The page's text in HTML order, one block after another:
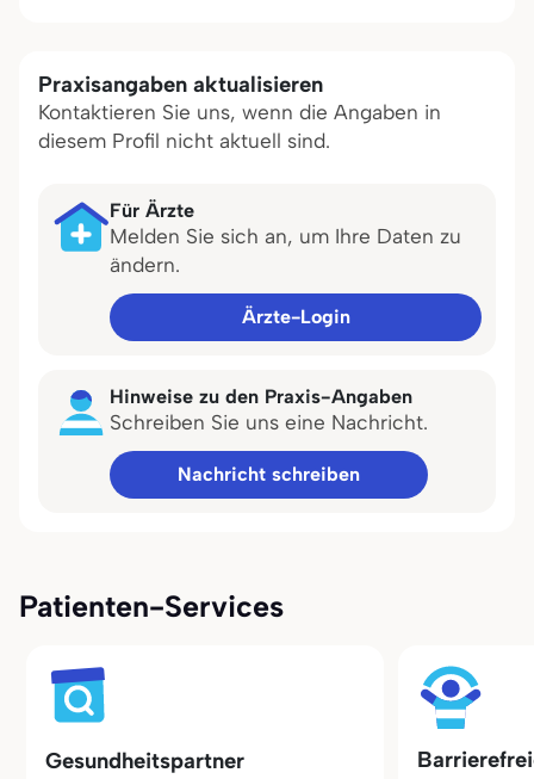
Praxisangaben aktualisieren
Kontaktieren Sie uns, wenn die Angaben in
diesem Profil nicht aktuell sind.
Für Ärzte
Melden Sie sich an, um Ihre Daten zu
ändern.
Ärzte-Login
Hinweise zu den Praxis-Angaben
Schreiben Sie uns eine Nachricht.
Nachricht schreiben
Patienten-Services
Gesundheitspartner